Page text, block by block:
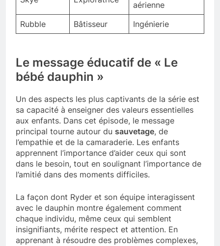
aérienne
Rubble
Bâtisseur Ingénierie
Le message éducatif de « Le
bébé dauphin »
Un des aspects les plus captivants de la série est
sa capacité à enseigner des valeurs essentielles
aux enfants. Dans cet épisode, le message
principal tourne autour du sauvetage, de
l’empathie et de la camaraderie. Les enfants
apprennent l’importance d’aider ceux qui sont
dans le besoin, tout en soulignant l’importance de
l’amitié dans des moments difficiles.
La façon dont Ryder et son équipe interagissent
avec le dauphin montre également comment
chaque individu, même ceux qui semblent
insignifiants, mérite respect et attention. En
apprenant à résoudre des problèmes complexes,